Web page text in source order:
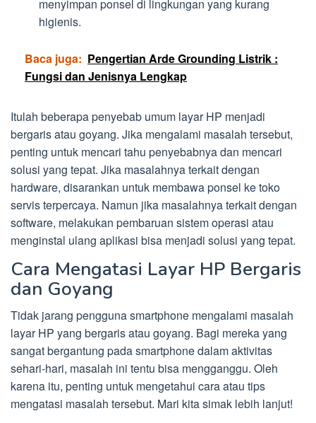
menyimpan ponsel di lingkungan yang kurang
higienis.
Baca juga: Pengertian Arde Grounding Listrik :
Fungsi dan Jenisnya Lengkap
Itulah beberapa penyebab umum layar HP menjadi
bergaris atau goyang. Jika mengalami masalah tersebut,
penting untuk mencari tahu penyebabnya dan mencari
solusi yang tepat. Jika masalahnya terkait dengan
hardware, disarankan untuk membawa ponsel ke toko
servis terpercaya. Namun jika masalahnya terkait dengan
software, melakukan pembaruan sistem operasi atau
menginstal ulang aplikasi bisa menjadi solusi yang tepat.
Cara Mengatasi Layar HP Bergaris
dan Goyang
Tidak jarang pengguna smartphone mengalami masalah
layar HP yang bergaris atau goyang. Bagi mereka yang
sangat bergantung pada smartphone dalam aktivitas
sehari-hari, masalah ini tentu bisa mengganggu. Oleh
karena itu, penting untuk mengetahui cara atau tips
mengatasi masalah tersebut. Mari kita simak lebih lanjut!